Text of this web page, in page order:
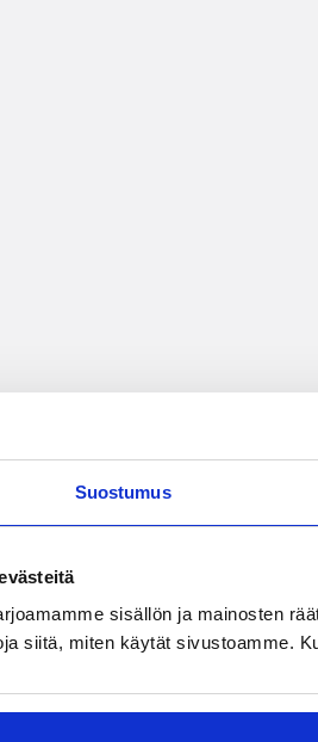
Suostumus
sisällön ja mainosten
siitä, miten käytät sivustoamme.